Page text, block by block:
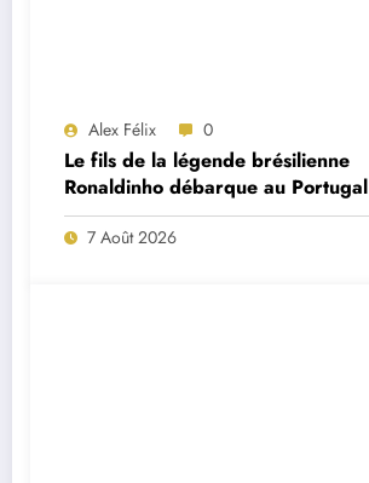
Alex Félix 0
Le fils de la légende brésilienne
Ronaldinho débarque au Portugal
7 Août 2026